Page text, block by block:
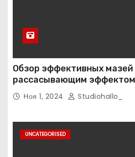
Обзор эффективных мазей
рассасывающим эффектом
Ноя 1, 2024 Studiohallo_
UNCATEGORISED